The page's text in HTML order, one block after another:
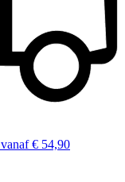
vanaf € 54,90